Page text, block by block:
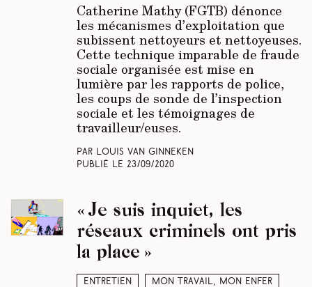
Catherine Mathy (FGTB) dénonce
les mécanismes d’exploitation que
subissent nettoyeurs et nettoyeuses.
Cette technique imparable de fraude
sociale organisée est mise en
lumière par les rapports de police,
les coups de sonde de l’inspection
sociale et les témoignages de
travailleur/euses.
Par Louis Van Ginneken
Publié le 23/09/2020
Entretien Mon travail, mon enfer
« Je suis inquiet, les
réseaux criminels ont pris
la place »